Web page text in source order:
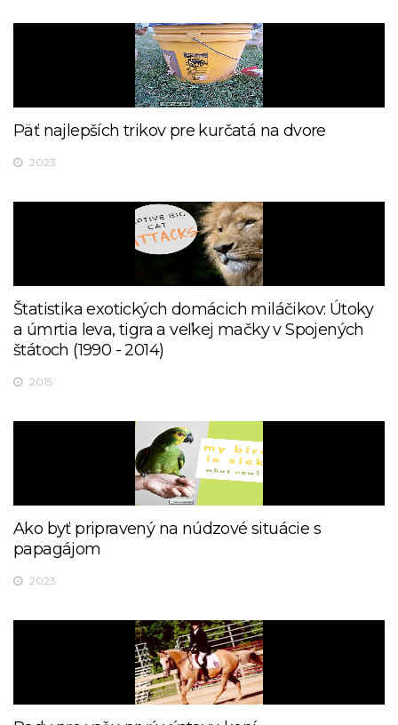
Päť najlepších trikov pre kurčatá na dvore
2023
Štatistika exotických domácich miláčikov: Útoky
a úmrtia leva, tigra a veľkej mačky v Spojených
štátoch (1990 - 2014)
2015
Ako byť pripravený na núdzové situácie s
papagájom
2023